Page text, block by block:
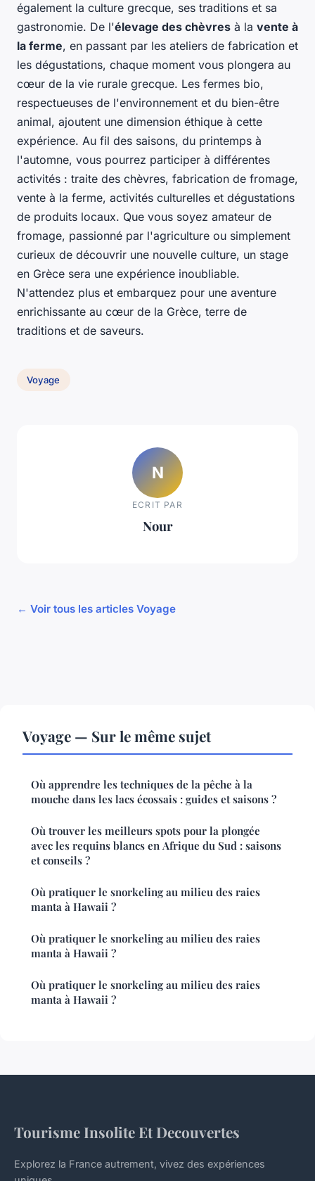
également la culture grecque, ses traditions et sa
gastronomie. De l'élevage des chèvres à la vente à
la ferme, en passant par les ateliers de fabrication et
les dégustations, chaque moment vous plongera au
cœur de la vie rurale grecque. Les fermes bio,
respectueuses de l'environnement et du bien-être
animal, ajoutent une dimension éthique à cette
expérience. Au fil des saisons, du printemps à
l'automne, vous pourrez participer à différentes
activités : traite des chèvres, fabrication de fromage,
vente à la ferme, activités culturelles et dégustations
de produits locaux. Que vous soyez amateur de
fromage, passionné par l'agriculture ou simplement
curieux de découvrir une nouvelle culture, un stage
en Grèce sera une expérience inoubliable.
N'attendez plus et embarquez pour une aventure
enrichissante au cœur de la Grèce, terre de
traditions et de saveurs.
Voyage
N
ECRIT PAR
Nour
← Voir tous les articles Voyage
Voyage — Sur le même sujet
Où apprendre les techniques de la pêche à la
mouche dans les lacs écossais : guides et saisons ?
Où trouver les meilleurs spots pour la plongée
avec les requins blancs en Afrique du Sud : saisons
et conseils ?
Où pratiquer le snorkeling au milieu des raies
manta à Hawaii ?
Où pratiquer le snorkeling au milieu des raies
manta à Hawaii ?
Où pratiquer le snorkeling au milieu des raies
manta à Hawaii ?
Tourisme Insolite Et Decouvertes
Explorez la France autrement, vivez des expériences